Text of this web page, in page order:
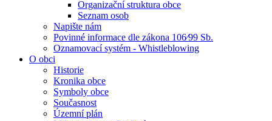
Organizační struktura obce
Seznam osob
Napište nám
Povinné informace dle zákona 106⁄99 Sb.
Oznamovací systém - Whistleblowing
O obci
Historie
Kronika obce
Symboly obce
Současnost
Územní plán